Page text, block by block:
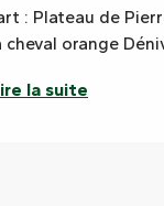
: Plateau de
cheval orange
la suite